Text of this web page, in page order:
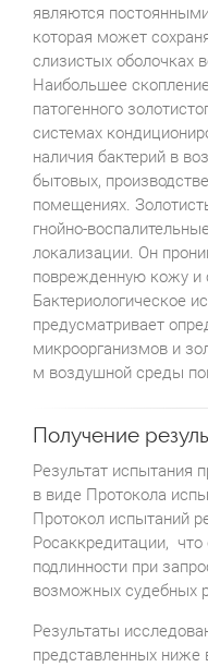
являются
которая может
слизистых оболочках
Наибольшее
патогенного
системах
наличия бактерий в
бытовых,
помещениях.
гнойно-
локализации. Он
поврежденную кожу и
Бактериологическое
предусматривает
микроорганизмов и
м воздушной среды
Получение
Результат испытания
в виде Протокола
Протокол испытаний
Росаккредитации, что
подлинности при
возможных судебных
Результаты
представленных ниже